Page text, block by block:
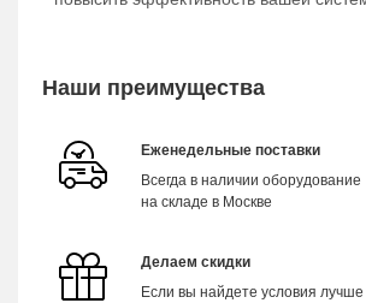
Наши преимущества
Еженедельные поставки
Всегда в наличии оборудование
на складе в Москве
Делаем скидки
Если вы найдете условия